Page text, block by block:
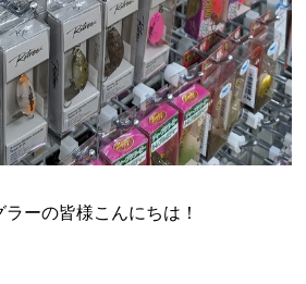
ーの皆様こんにちは！